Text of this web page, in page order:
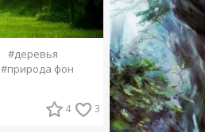
#деревья
#природа фон
4 3